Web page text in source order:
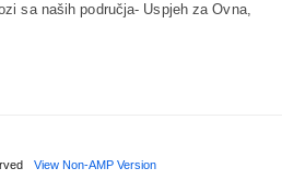
sa naših područja- Uspjeh za Ovna,
View Non-AMP Version